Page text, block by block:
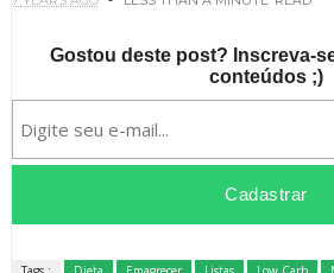
Gostou deste post? Inscreva-
conteúdos ;)